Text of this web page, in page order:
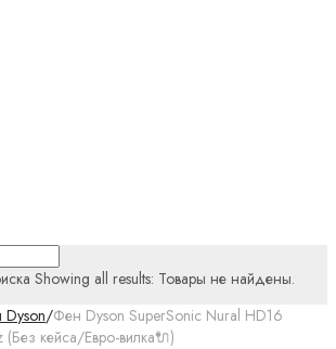
Showing all results: Товары не найдены.
/Фен Dyson SuperSonic Nural HD16
кейса/Евро-вилка🔌)